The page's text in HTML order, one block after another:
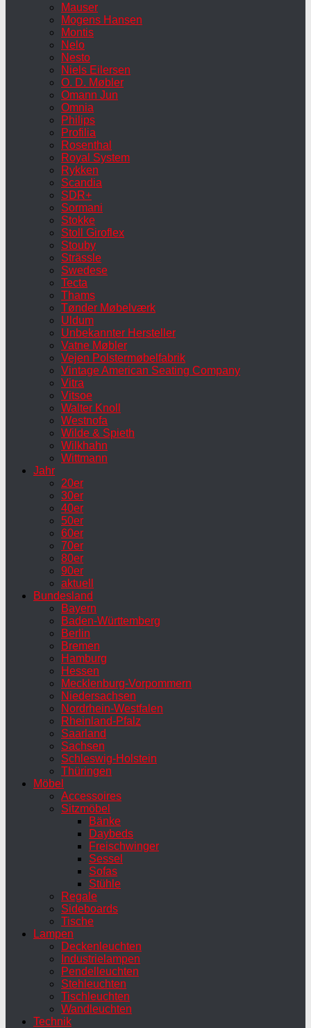
Mauser
Mogens Hansen
Montis
Nelo
Nesto
Niels Eilersen
O. D. Møbler
Omann Jun
Omnia
Philips
Profilia
Rosenthal
Royal System
Rykken
Scandia
SDR+
Sormani
Stokke
Stoll Giroflex
Stouby
Strässle
Swedese
Tecta
Thams
Tønder Møbelværk
Uldum
Unbekannter Hersteller
Vatne Møbler
Vejen Polstermøbelfabrik
Vintage American Seating Company
Vitra
Vitsoe
Walter Knoll
Westnofa
Wilde & Spieth
Wilkhahn
Wittmann
Jahr
20er
30er
40er
50er
60er
70er
80er
90er
aktuell
Bundesland
Bayern
Baden-Württemberg
Berlin
Bremen
Hamburg
Hessen
Mecklenburg-Vorpommern
Niedersachsen
Nordrhein-Westfalen
Rheinland-Pfalz
Saarland
Sachsen
Schleswig-Holstein
Thüringen
Möbel
Accessoires
Sitzmöbel
Bänke
Daybeds
Freischwinger
Sessel
Sofas
Stühle
Regale
Sideboards
Tische
Lampen
Deckenleuchten
Industrielampen
Pendelleuchten
Stehleuchten
Tischleuchten
Wandleuchten
Technik